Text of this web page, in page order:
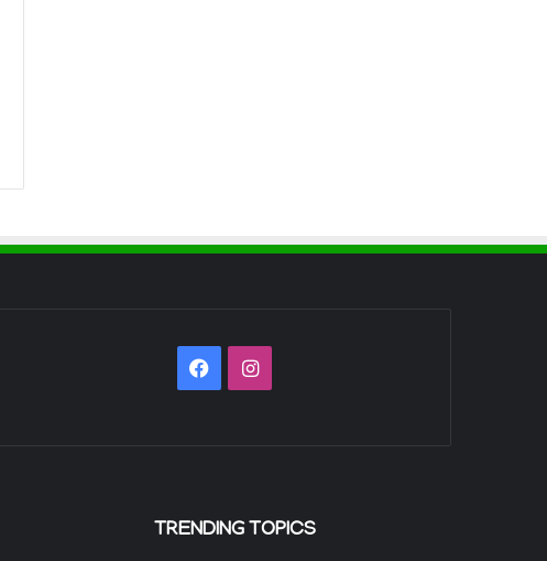
FacebookInstagram
TRENDING TOPICS